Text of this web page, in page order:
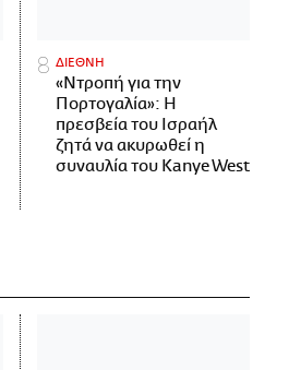
ΔΙΕΘΝΗ
«Ντροπή για την
Πορτογαλία»: Η
πρεσβεία του Ισραήλ
ζητά να ακυρωθεί η
συναυλία του Kanye West